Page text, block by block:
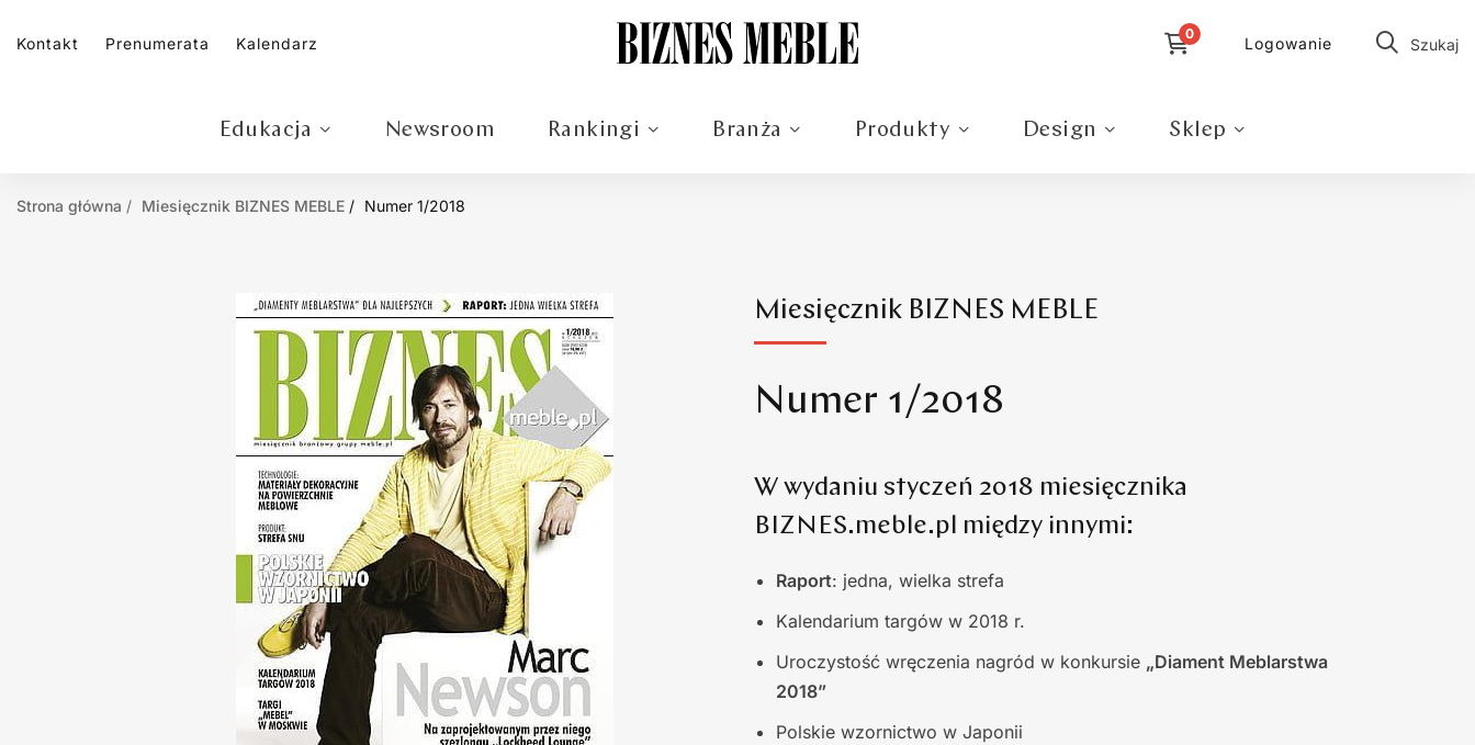
Kontakt Prenumerata Kalendarz Logowanie Szukaj
Edukacja Newsroom Rankingi Branża Produkty Design Sklep
Strona główna Miesięcznik BIZNES MEBLE Numer 1/2018
Miesięcznik BIZNES MEBLE
Numer 1/2018
W wydaniu styczeń 2018 miesięcznika
BIZNES.meble.pl między innymi:
Raport: jedna, wielka strefa
Kalendarium targów w 2018 r.
Uroczystość wręczenia nagród w konkursie „Diament Meblarstwa
2018”
Polskie wzornictwo w Japonii